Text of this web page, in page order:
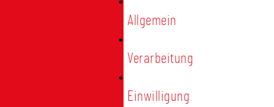
Allgemein
Verarbeitung
Einwilligung